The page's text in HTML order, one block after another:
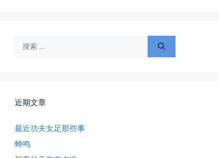
索：
近期文章
最近功夫女足那些事
蝉鸣